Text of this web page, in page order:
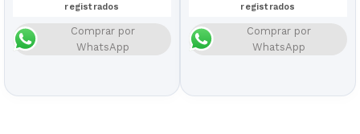
registrados
Comprar por
WhatsApp
registrados
Comprar por
WhatsApp